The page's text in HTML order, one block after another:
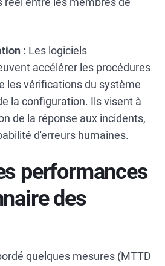
: Les logiciels
accélérer les procédures
les vérifications du système
la configuration. Ils visent à
de la réponse aux incidents,
d'erreurs humaines.
performances
des
quelques mesures (MTTD